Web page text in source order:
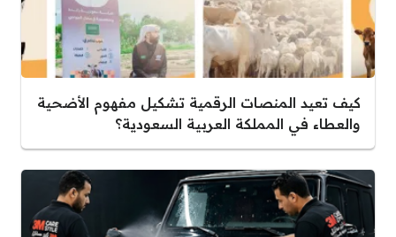
كيف تعيد المنصات الرقمية تشكيل مفهوم الأضحية
والعطاء في المملكة العربية السعودية؟